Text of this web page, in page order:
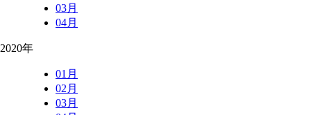
03月
04月
2020年
01月
02月
03月